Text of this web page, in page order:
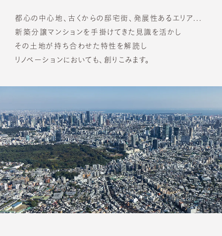
都心の中心地、古くからの邸宅街、発展性あるエリア...
新築分譲マンションを手掛けてきた見識を活かし
その土地が持ち合わせた特性を解読し
リノベーションにおいても、創りこみます。